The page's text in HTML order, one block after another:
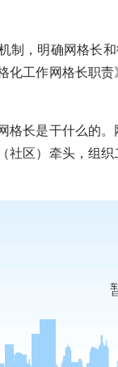
，明确网格长和
化工作网格长职
长是干什么的。
社区）牵头，组